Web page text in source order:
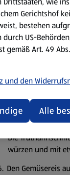
Zwiebel und
mittelgroßen
Brühe angießen,
bedecken und bei
körnig und die
und Zucchini
gegebenenfalls
Truthahnschnitzel:
Eine Pfanne bei
Die
würzen und mit
Den Gemüsereis
Gerichtshof
bestehen
US-
Art. 49 Abs.
und den
Alle